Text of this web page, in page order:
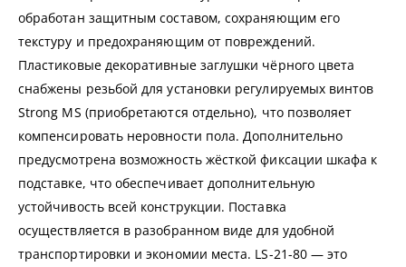
обработан защитным составом, сохраняющим его
текстуру и предохраняющим от повреждений.
Пластиковые декоративные заглушки чёрного цвета
снабжены резьбой для установки регулируемых винтов
Strong MS (приобретаются отдельно), что позволяет
компенсировать неровности пола. Дополнительно
предусмотрена возможность жёсткой фиксации шкафа к
подставке, что обеспечивает дополнительную
устойчивость всей конструкции. Поставка
осуществляется в разобранном виде для удобной
транспортировки и экономии места. LS-21-80 — это